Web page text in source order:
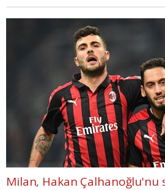
aşamalarında elendi.